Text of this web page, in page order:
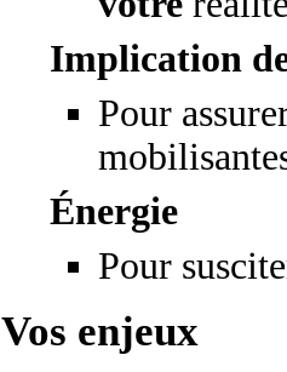
Implication
Pour
Énergie
Pour
Vos enjeux